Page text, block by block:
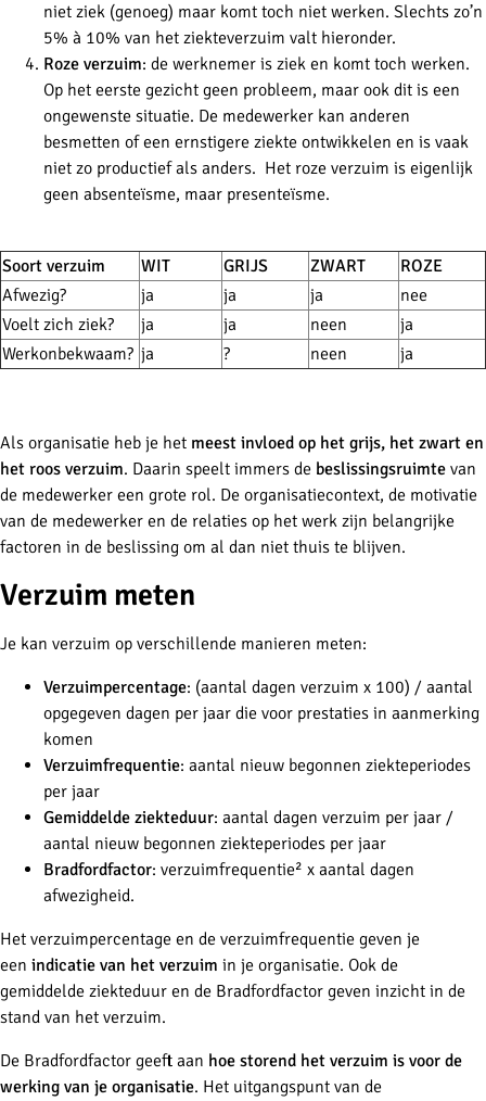
niet ziek (genoeg) maar komt toch niet werken. Slechts zo’n
5% à 10% van het ziekteverzuim valt hieronder.
Roze verzuim: de werknemer is ziek en komt toch werken.
Op het eerste gezicht geen probleem, maar ook dit is een
ongewenste situatie. De medewerker kan anderen
besmetten of een ernstigere ziekte ontwikkelen en is vaak
niet zo productief als anders. Het roze verzuim is eigenlijk
geen absenteïsme, maar presenteïsme.
Soort verzuim WIT GRIJS ZWART
ROZE
Afwezig?
ja ja ja
nee
Voelt zich ziek?
ja ja neen
ja
Werkonbekwaam? ja ? neen ja
Als organisatie heb je het meest invloed op het grijs, het zwart en
het roos verzuim. Daarin speelt immers de beslissingsruimte van
de medewerker een grote rol. De organisatiecontext, de motivatie
van de medewerker en de relaties op het werk zijn belangrijke
factoren in de beslissing om al dan niet thuis te blijven.
Verzuim meten
Je kan verzuim op verschillende manieren meten:
Verzuimpercentage: (aantal dagen verzuim x 100) / aantal
opgegeven dagen per jaar die voor prestaties in aanmerking
komen
Verzuimfrequentie: aantal nieuw begonnen ziekteperiodes
per jaar
Gemiddelde ziekteduur: aantal dagen verzuim per jaar /
aantal nieuw begonnen ziekteperiodes per jaar
Bradfordfactor: verzuimfrequentie² x aantal dagen
afwezigheid.
Het verzuimpercentage en de verzuimfrequentie geven je
een indicatie van het verzuim in je organisatie. Ook de
gemiddelde ziekteduur en de Bradfordfactor geven inzicht in de
stand van het verzuim.
De Bradfordfactor geeft aan hoe storend het verzuim is voor de
werking van je organisatie. Het uitgangspunt van de